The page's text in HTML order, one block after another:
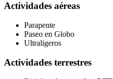
Actividades aéreas
Parapente
Paseo en Globo
Ultraligeros
Actividades terrestres